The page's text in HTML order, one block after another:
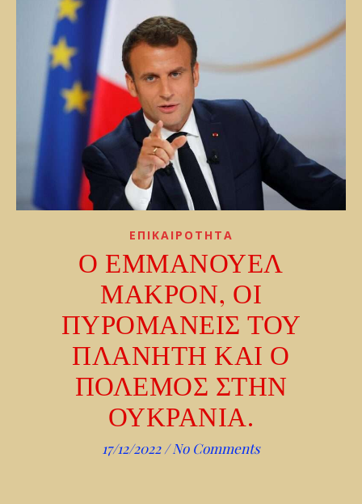
ΕΠΙΚΑΙΡΟΤΗΤΑ
Ο ΕΜΜΑΝΟΥΕΛ
ΜΑΚΡΟΝ, ΟΙ
ΠΥΡΟΜΑΝΕΙΣ ΤΟΥ
ΠΛΑΝΗΤΗ ΚΑΙ Ο
ΠΟΛΕΜΟΣ ΣΤΗΝ
ΟΥΚΡΑΝΙΑ.
17/12/2022 / No Comments